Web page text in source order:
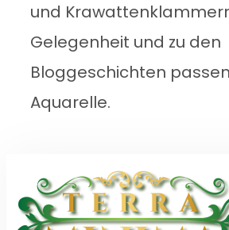
und
Gelegenheit und zu den
Bloggeschichten
Aquarelle.